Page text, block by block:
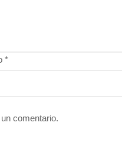
*
comentario.